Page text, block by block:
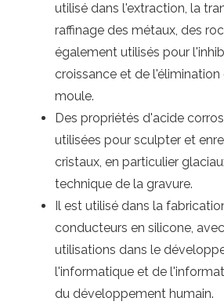
utilisé dans l'extraction, la
raffinage des métaux, des
également utilisés pour
croissance et de
moule.
Des propriétés d'acide
utilisées pour sculpter et
cristaux, en particulier
technique de la gravure.
Il est utilisé dans la
conducteurs en silicone,
utilisations dans le
l'informatique et de
du développement humain.